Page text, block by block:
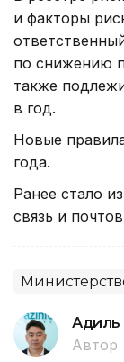
и факторы
по снижению
также
в год.
Новые
года.
Ранее стало
связь и
Адиль
Автор